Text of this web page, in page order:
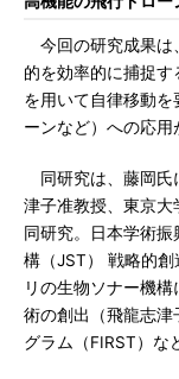
今回の研究成果は
的を効率的に捕捉
を用いて自律移動
ーンなど）への応用
同研究は、藤岡氏
津子准教授、東京
同研究。日本学術
構（JST） 戦略的
リの生物ソナー機
術の創出（飛龍志津
グラム（FIRST）な